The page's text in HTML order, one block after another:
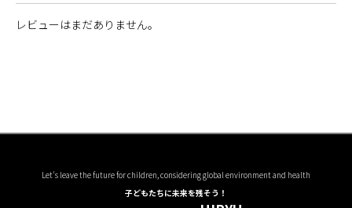
レビューはまだありません。
Let's leave the future for children, considering global environment and health
子どもたちに未来を残そう！